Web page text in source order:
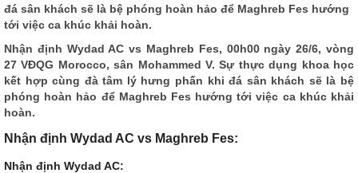
đá sân khách sẽ là bệ phóng hoàn hảo để Maghreb Fes hướng
tới việc ca khúc khải hoàn.
Nhận định Wydad AC vs Maghreb Fes, 00h00 ngày 26/6, vòng
27 VĐQG Morocco, sân Mohammed V. Sự thực dụng khoa học
kết hợp cùng đà tâm lý hưng phấn khi đá sân khách sẽ là bệ
phóng hoàn hảo để Maghreb Fes hướng tới việc ca khúc khải
hoàn.
Nhận định Wydad AC vs Maghreb Fes:
Nhận định Wydad AC: